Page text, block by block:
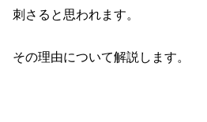
刺さると思われます。
その理由について解説します。